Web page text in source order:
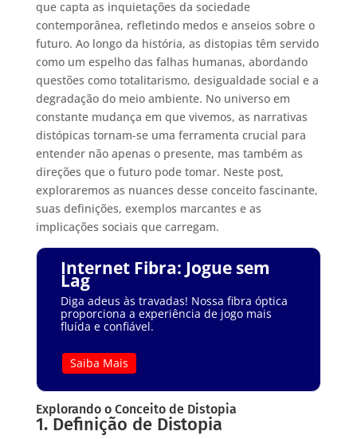
que capta as inquietações da sociedade
contemporânea, refletindo medos e anseios sobre o
futuro. Ao longo da história, as distopias têm servido
como um espelho das falhas humanas, abordando
questões como totalitarismo, desigualdade social e a
degradação do meio ambiente. No universo em
constante mudança em que vivemos, as narrativas
distópicas tornam-se uma ferramenta crucial para
entender não apenas o presente, mas também as
direções que o futuro pode tomar. Neste post,
exploraremos as nuances desse conceito fascinante,
suas definições, exemplos marcantes e as
implicações sociais que carregam.
Internet Fibra: Jogue sem
Lag
Diga adeus às travadas! Nossa fibra óptica
proporciona a experiência de jogo mais
fluída e confiável.
Saiba Mais
Explorando o Conceito de Distopia
1. Definição de Distopia